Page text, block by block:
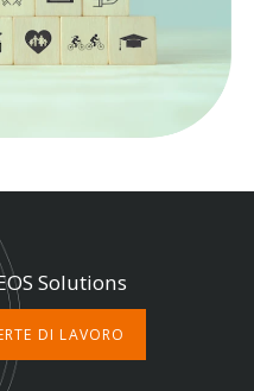
Solutions
DI LAVORO